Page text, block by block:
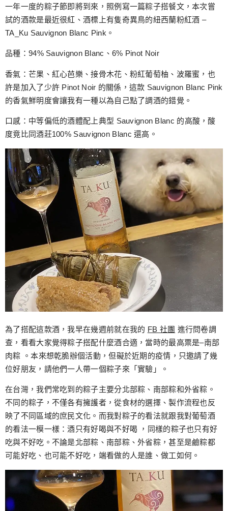
跳
至
主
內
容
一年一度的粽子節即將到來，照例寫一篇粽子搭餐文，本次嘗
試的酒款是最近很紅、酒標上有隻奇異鳥的紐西蘭粉紅酒 –
TA_Ku Sauvignon Blanc Pink。
品種：94% Sauvignon Blanc、6% Pinot Noir
香氣：芒果、紅心芭樂、接骨木花、粉紅葡萄柚、波羅蜜，也
許是加入了少許 Pinot Noir 的關係，這款 Sauvignon Blanc Pink
的香氣鮮明度會讓我有一種以為自己點了調酒的錯覺。
口感：中等偏低的酒體配上典型 Sauvignon Blanc 的高酸，酸
度竟比同酒莊100% Sauvignon Blanc 還高。
為了搭配這款酒，我早在幾週前就在我的 FB 社團 進行問卷調
查，看看大家覺得粽子搭配什麼酒合適，當時的最高票是–南部
肉粽 。本來想乾脆辦個活動，但礙於近期的疫情，只邀請了幾
位好朋友，請他們一人帶一個粽子來「實驗」。
在台灣，我們常吃到的粽子主要分北部粽、南部粽和外省粽。
不同的粽子，不僅各有擁護者，從食材的選擇、製作流程也反
映了不同區域的庶民文化。而我對粽子的看法就跟我對葡萄酒
的看法一模一樣：酒只有好喝與不好喝 ，同樣的粽子也只有好
吃與不好吃。不論是北部粽、南部粽、外省粽，甚至是鹼粽都
可能好吃、也可能不好吃，端看做的人是誰、做工如何。